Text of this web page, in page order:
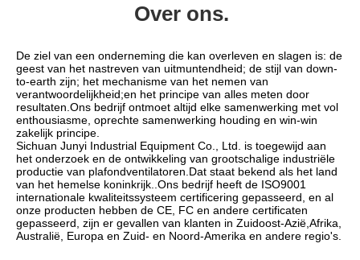
Over ons.
De ziel van een onderneming die kan overleven en slagen is: de
geest van het nastreven van uitmuntendheid; de stijl van down-
to-earth zijn; het mechanisme van het nemen van
verantwoordelijkheid;en het principe van alles meten door
resultaten.Ons bedrijf ontmoet altijd elke samenwerking met vol
enthousiasme, oprechte samenwerking houding en win-win
zakelijk principe.
Sichuan Junyi Industrial Equipment Co., Ltd. is toegewijd aan
het onderzoek en de ontwikkeling van grootschalige industriële
productie van plafondventilatoren.Dat staat bekend als het land
van het hemelse koninkrijk..Ons bedrijf heeft de ISO9001
internationale kwaliteitssysteem certificering gepasseerd, en al
onze producten hebben de CE, FC en andere certificaten
gepasseerd, zijn er gevallen van klanten in Zuidoost-Azië,Afrika,
Australië, Europa en Zuid- en Noord-Amerika en andere regio's.